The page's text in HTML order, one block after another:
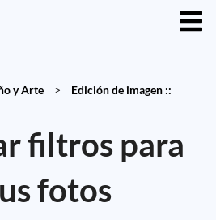
y Arte > Edición de imagen ::
filtros para
fotos